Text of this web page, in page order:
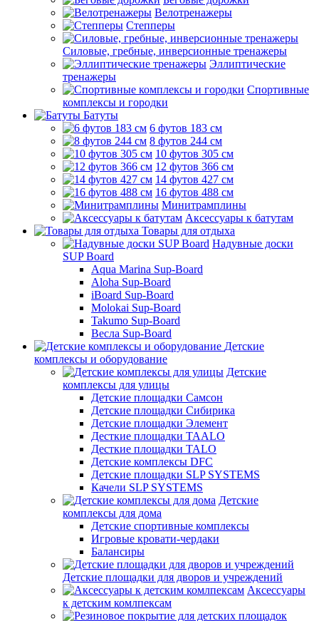
Велотренажеры
Степперы
Силовые, гребные, инверсионные тренажеры
Эллиптические
тренажеры
Спортивные
комплексы и городки
Батуты
6 футов 183 см
8 футов 244 см
10 футов 305 см
12 футов 366 см
14 футов 427 см
16 футов 488 см
Минитрамплины
Аксессуары к батутам
Товары для отдыха
Надувные доски
SUP Board
Aqua Marina Sup-Board
Aloha Sup-Board
iBoard Sup-Board
Molokai Sup-Board
Takumo Sup-Board
Весла Sup-Board
Детские
комплексы и оборудование
Детские
комплексы для улицы
Детские площадки Самсон
Детские площадки Сибирика
Детские площадки Элемент
Десткие площадки TAALO
Десткие площадки TALO
Детские комплексы DFC
Детские площадки SLP SYSTEMS
Качели SLP SYSTEMS
Детские
комплексы для дома
Детские спортивные комплексы
Игровые кровати-чердаки
Балансиры
Детские площадки для дворов и учреждений
Аксессуары
к детским комлпексам